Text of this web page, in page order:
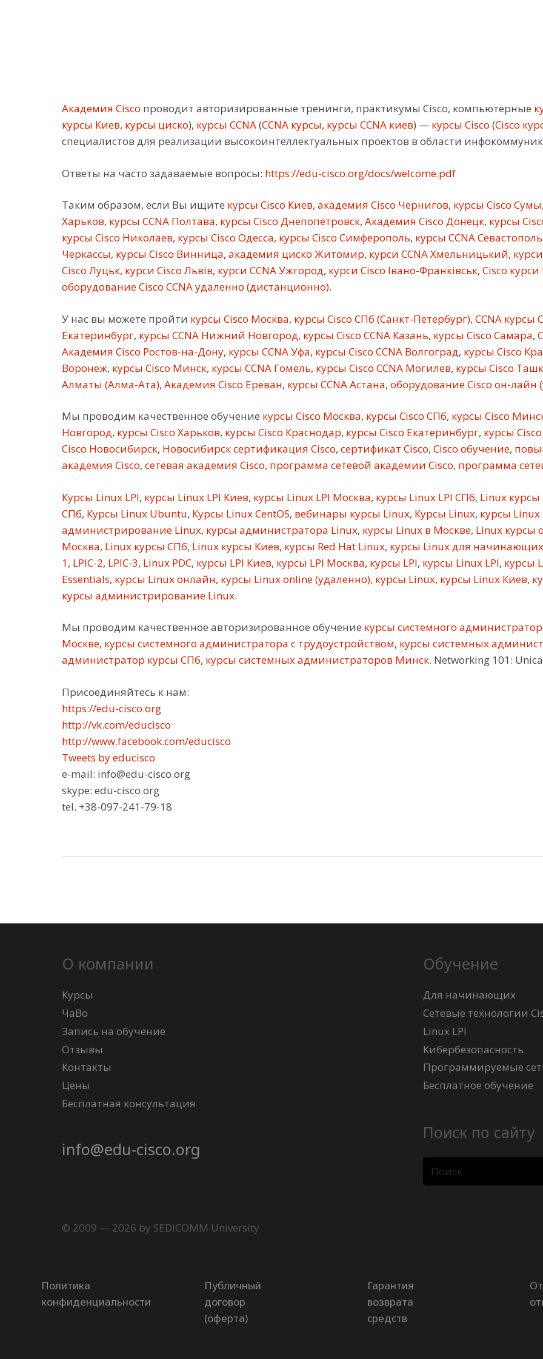
Академия Cisco проводит авторизированные тренинги, практикумы Cisco, компьютерные
курсы Киев, курсы циско), курсы CCNA(CCNA курсы, курсы CCNA киев) — курсы Cisco (Cisco
специалистов для реализации высокоинтеллектуальных проектов в области
Ответы на часто задаваемые вопросы: https://edu-cisco.org/docs/welcome.pdf
Таким образом, если Вы ищите курсы Cisco Киев, академия Cisco Чернигов, курсы Cisco Сумы,
Харьков, курсы CCNA Полтава, курсы Cisco Днепопетровск, Академия Cisco Донецк, курсы
курсы Cisco Николаев, курсы Cisco Одесса, курсы Cisco Симферополь, курсы CCNA Севастополь
Черкассы, курсы Cisco Винница, академия циско Житомир, курси CCNA Хмельницький,
Cisco Луцьк, курси Cisco Львів, курси CCNA Ужгород, курси Cisco Івано-Франківськ, Cisco курси
оборудование Cisco CCNA удаленно (дистанционно).
У нас вы можете пройти курсы Cisco Москва, курсы Cisco СПб (Санкт-Петербург), CCNA курсы
Екатеринбург, курсы CCNA Нижний Новгород, курсы Cisco CCNA Казань, курсы Cisco Самара,
Академия Cisco Ростов-на-Дону, курсы CCNA Уфа, курсы Cisco CCNA Волгоград, курсы Cisco
Воронеж, курсы Cisco Минск, курсы CCNA Гомель, курсы Cisco CCNA Могилев, курсы Cisco
Алматы (Алма-Ата), Академия Cisco Ереван, курсы CCNA Астана, оборудование Cisco он-лайн
Мы проводим качественное обучение курсы Cisco Москва, курсы Cisco СПб, курсы Cisco
Новгород, курсы Cisco Харьков, курсы Cisco Краснодар, курсы Cisco Екатеринбург, курсы
Cisco Новосибирск, Новосибирск сертификация Cisco, сертификат Cisco, Cisco обучение,
академия Cisco, сетевая академия Cisco, программа сетевой академии Cisco, программа
Курсы Linux LPI, курсы Linux LPI Киев, курсы Linux LPI Москва, курсы Linux LPI СПб, Linux курсы
СПб, Курсы Linux Ubuntu, Курсы Linux CentOS, вебинары курсы Linux, Курсы Linux, курсы
администрирование Linux, курсы администратора Linux, курсы Linux в Москве, Linux курсы
Москва, Linux курсы СПб, Linux курсы Киев, курсы Red Hat Linux, курсы Linux для начинающих
1, LPIC-2, LPIC-3, Linux PDC, курсы LPI Киев, курсы LPI Москва, курсы LPI, курсы Linux LPI, курсы
Essentials, курсы Linux онлайн, курсы Linux online (удаленно), курсы Linux, курсы Linux Киев,
курсы администрирование Linux.
Мы проводим качественное авторизированное обучение курсы системного
Москве, курсы системного администратора с трудоустройством, курсы системных
администратор курсы СПб, курсы системных администраторов Минск. Networking 101:
Присоединяйтесь к нам:
https://edu-cisco.org
http://vk.com/educisco
http://www.facebook.com/educisco
Tweets by educisco
e-mail: info@edu-cisco.org
skype: edu-cisco.org
tel. +38-097-241-79-18
О компании
Курсы
ЧаВо
Запись на обучение
Отзывы
Контакты
Цены
Бесплатная консультация
info@edu-cisco.org
© 2009 — 2026 by SEDICOMM University
Обучение
Для начинающих
Сетевые технологии
Linux LPI
Кибербезопасность
Программируемые
Бесплатное обучение
Поиск по сайту
Найти:
Политика
конфиденциальности
Публичный
договор
(оферта)
Гарантия
возврата
средств